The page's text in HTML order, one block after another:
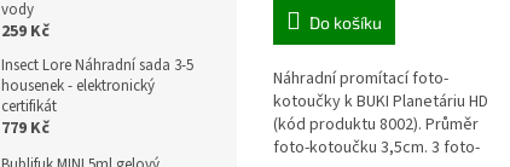
vody
259 Kč
Insect Lore Náhradní sada 3-5
housenek - elektronický
certifikát
779 Kč
Do košíku
Náhradní promítací foto-
kotoučky k BUKI Planetáriu HD
(kód produktu 8002). Průměr
foto-kotoučku 3,5cm. 3 foto-